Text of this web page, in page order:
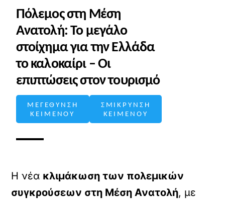
Πόλεμος στη Μέση
Ανατολή: Το μεγάλο
στοίχημα για την Ελλάδα
το καλοκαίρι – Οι
επιπτώσεις στον τουρισμό
ΜΕΓΕΘΥΝΣΗ
ΚΕΙΜΕΝΟΥ
ΣΜΙΚΡΥΝΣΗ
ΚΕΙΜΕΝΟΥ
H νέα κλιμάκωση των πολεμικών
συγκρούσεων στη Μέση Ανατολή, με